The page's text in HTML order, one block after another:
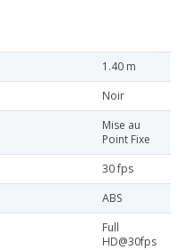
1.40 m
Noir
Mise au
Point Fixe
30 fps
ABS
Full
HD@30fps